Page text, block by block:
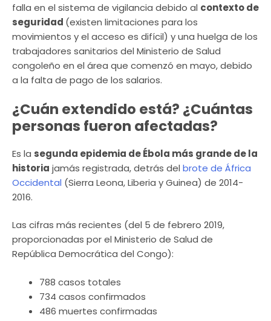
falla en el sistema de vigilancia debido al contexto de
seguridad (existen limitaciones para los
movimientos y el acceso es difícil) y una huelga de los
trabajadores sanitarios del Ministerio de Salud
congoleño en el área que comenzó en mayo, debido
a la falta de pago de los salarios.
¿Cuán extendido está? ¿Cuántas
personas fueron afectadas?
Es la segunda epidemia de Ébola más grande de la
historia jamás registrada, detrás del brote de África
Occidental (Sierra Leona, Liberia y Guinea) de 2014-
2016.
Las cifras más recientes (del 5 de febrero 2019,
proporcionadas por el Ministerio de Salud de
República Democrática del Congo):
788 casos totales
734 casos confirmados
486 muertes confirmadas